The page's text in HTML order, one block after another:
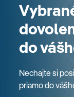
do
Nechajte si
priamo do